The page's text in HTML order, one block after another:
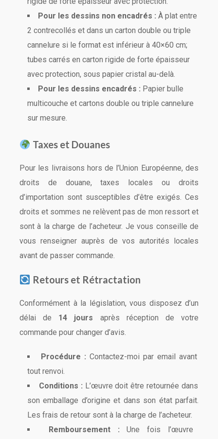
Pour les dessins non encadrés : À plat entre
2 contrecollés et dans un carton double ou triple
cannelure si le format est inférieur à 40×60 cm;
tubes carrés en carton rigide de forte épaisseur
avec protection, sous papier cristal au-delà.
Pour les dessins encadrés : Papier bulle
multicouche et cartons double ou triple cannelure
sur mesure.
Taxes et Douanes
Pour les livraisons hors de l’Union Européenne, des
droits de douane, taxes locales ou droits
d’importation sont susceptibles d’être exigés. Ces
droits et sommes ne relèvent pas de mon ressort et
sont à la charge de l’acheteur. Je vous conseille de
vous renseigner auprès de vos autorités locales
avant de passer commande.
Retours et Rétractation
Conformément à la législation, vous disposez d’un
délai de 14 jours après réception de votre
commande pour changer d’avis.
Procédure : Contactez-moi par email avant
tout renvoi.
Conditions : L’œuvre doit être retournée dans
son emballage d’origine et dans son état parfait.
Les frais de retour sont à la charge de l’acheteur.
Remboursement : Une fois l’œuvre